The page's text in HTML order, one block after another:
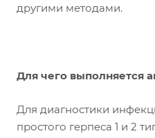
другими методами.
Для чего выполняется
Для диагностики
простого герпеса 1 и 2